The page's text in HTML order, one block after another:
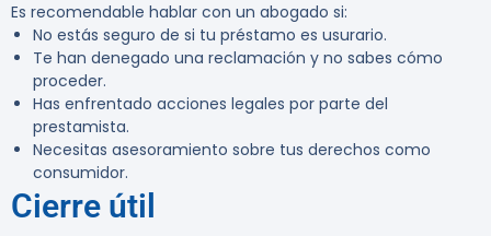
Es recomendable hablar con un abogado si:
No estás seguro de si tu préstamo es usurario.
Te han denegado una reclamación y no sabes cómo
proceder.
Has enfrentado acciones legales por parte del
prestamista.
Necesitas asesoramiento sobre tus derechos como
consumidor.
Cierre útil